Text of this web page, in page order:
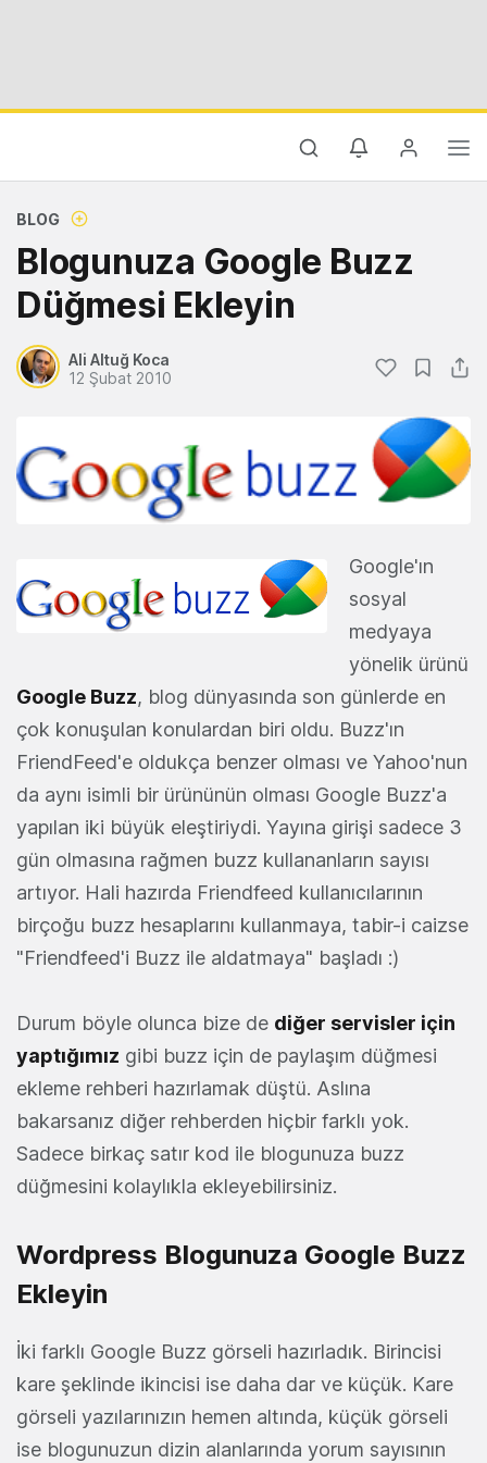
BLOG
Blogunuza Google Buzz
Düğmesi Ekleyin
Ali Altuğ Koca
12 Şubat 2010
Google'ın
sosyal
medyaya
yönelik ürünü
Google Buzz, blog dünyasında son günlerde en
çok konuşulan konulardan biri oldu. Buzz'ın
FriendFeed'e oldukça benzer olması ve Yahoo'nun
da aynı isimli bir ürününün olması Google Buzz'a
yapılan iki büyük eleştiriydi. Yayına girişi sadece 3
gün olmasına rağmen buzz kullananların sayısı
artıyor. Hali hazırda Friendfeed kullanıcılarının
birçoğu buzz hesaplarını kullanmaya, tabir-i caizse
"Friendfeed'i Buzz ile aldatmaya" başladı :)
Durum böyle olunca bize de diğer servisler için
yaptığımız gibi buzz için de paylaşım düğmesi
ekleme rehberi hazırlamak düştü. Aslına
bakarsanız diğer rehberden hiçbir farklı yok.
Sadece birkaç satır kod ile blogunuza buzz
düğmesini kolaylıkla ekleyebilirsiniz.
Wordpress Blogunuza Google Buzz
Ekleyin
İki farklı Google Buzz görseli hazırladık. Birincisi
kare şeklinde ikincisi ise daha dar ve küçük. Kare
görseli yazılarınızın hemen altında, küçük görseli
ise blogunuzun dizin alanlarında yorum sayısının